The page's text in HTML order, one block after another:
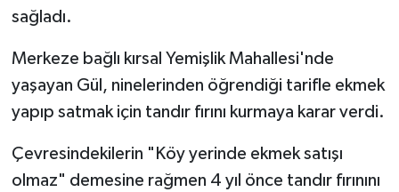
sağladı.
Merkeze bağlı kırsal Yemişlik Mahallesi'nde
yaşayan Gül, ninelerinden öğrendiği tarifle ekmek
yapıp satmak için tandır fırını kurmaya karar verdi.
Çevresindekilerin "Köy yerinde ekmek satışı
olmaz" demesine rağmen 4 yıl önce tandır fırınını